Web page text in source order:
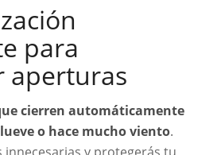
para
aperturas
cierren automáticamente
o hace mucho viento.